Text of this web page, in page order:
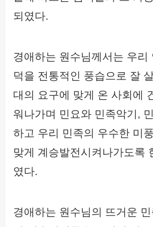
되였다.
경애하는 원수님께서는 우리
덕을 전통적인 풍습으로 잘
대의 요구에 맞게 온 사회에
워나가며 민요와 민족악기,
하고 우리 민족의 우수한 미
맞게 계승발전시켜나가도록
였다.
경애하는 원수님의 뜨거운